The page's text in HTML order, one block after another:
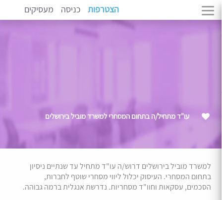
הצטרפות כניסה מעסיקים
עו"ד מתחיל/ה בתחום המסחרי למשרד מוביל בירושלים
למשרד מוביל בירושלים דרוש/ה עו"ד מתחיל עד שנתיים ניסיון
בתחום המסחרי. העיסוק יכלול ליווי מסחרי שוטף לחברות,
הסכמים, עסקאות וחוו"ד מסחריות. נדרשת אנגלית ברמה גבוהה.